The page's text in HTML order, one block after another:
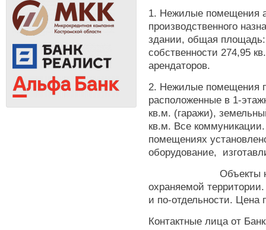
1. Нежилые помещения
производственного
здании, общая
собственности 274,95
арендаторов.
2. Нежилые помещения
расположенные в 1-
кв.м. (гаражи),
кв.м. Все
помещениях
оборудование,
Объекты
охраняемой
и по-отдельности.
Контактные лица от